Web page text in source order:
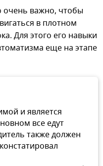
очень важно, чтобы
в плотном
Для этого его навыки
еще на этапе
и является
все едут
также должен